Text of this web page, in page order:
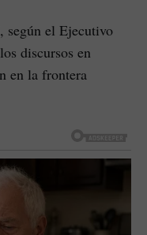
según el Ejecutivo
discursos en
en la frontera